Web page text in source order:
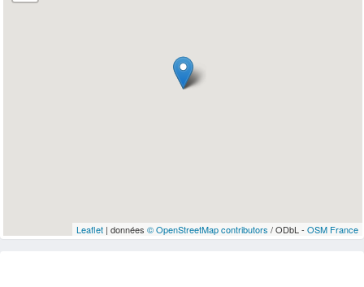
Leaflet| données © OpenStreetMap contributors / ODbL - OSM France